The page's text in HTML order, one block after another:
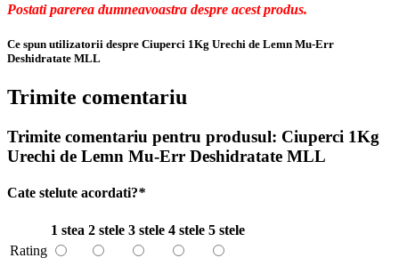
Postati parerea dumneavoastra despre acest produs.
Ce spun utilizatorii despre Ciuperci 1Kg Urechi de Lemn Mu-Err
Deshidratate MLL
Trimite comentariu
Trimite comentariu pentru produsul: Ciuperci 1Kg
Urechi de Lemn Mu-Err Deshidratate MLL
Cate stelute acordati?*
1 stea 2 stele 3 stele 4 stele 5 stele
Rating